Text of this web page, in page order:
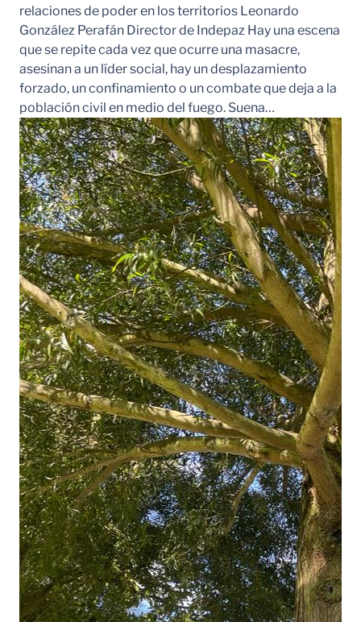
relaciones de poder en los territorios Leonardo
González Perafán Director de Indepaz Hay una escena
que se repite cada vez que ocurre una masacre,
asesinan a un líder social, hay un desplazamiento
forzado, un confinamiento o un combate que deja a la
población civil en medio del fuego. Suena…